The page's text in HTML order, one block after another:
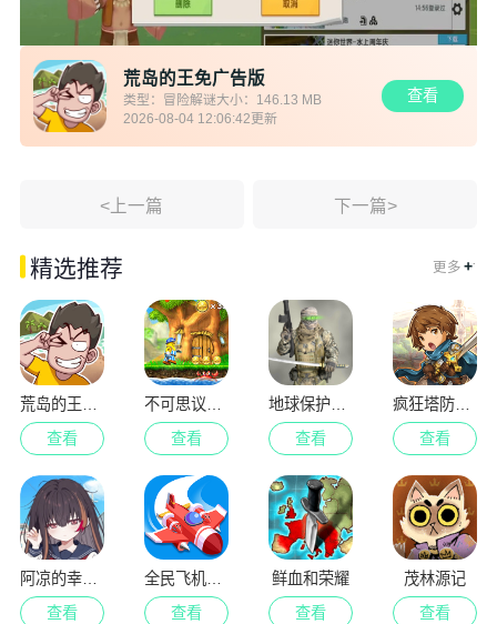
荒岛的王免广告版
类型： 冒险解谜大小： 146.13 MB
2026-08-04 12:06:42 更新
查看
<上一篇 下一篇>
精选推荐 更多 +.
查看
查看
地球保护小队
查看
疯狂塔防物语
查看
阿凉的幸运日
查看
全民飞机空战
查看
鲜血和荣耀
查看
茂林源记
查看